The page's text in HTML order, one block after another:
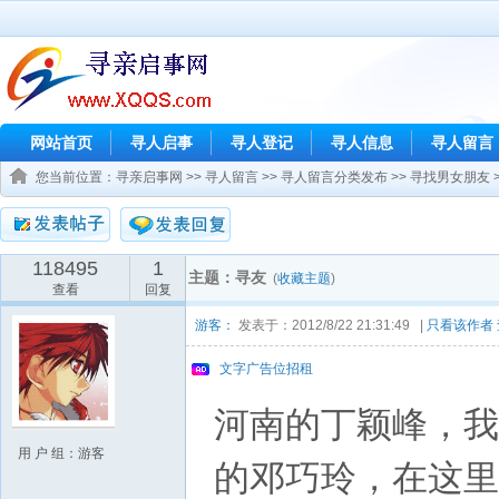
网站首页 寻人启事 寻人登记 寻人信息 寻人留言
您当前位置： 寻亲启事网 >> 寻人留言 >> 寻人留言分类发布 >> 寻找男女朋友
118495
查看
1
回复
主题：寻友 (收藏主题)
用 户 组：游客
游客： 发表于：2012/8/22 21:31:49 | 只看该作者
文字广告位招租
河南的丁颖峰，
的邓巧玲，在这